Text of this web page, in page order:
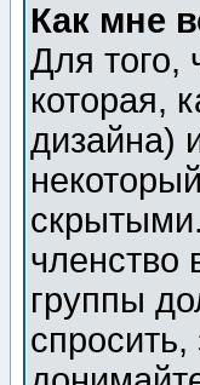
Как мне
Для того,
которая,
дизайна)
членство
группы